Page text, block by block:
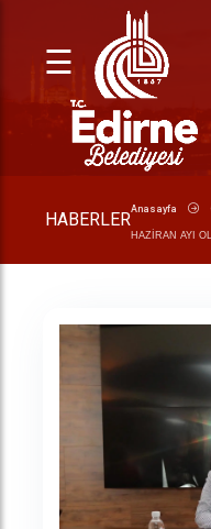
☰
HABERLERAnasayfa
HAZİRAN AYI